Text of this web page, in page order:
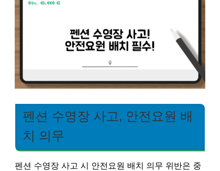
펜션 수영장 사고, 안전요원 배
치 의무
펜션 수영장 사고 시 안전요원 배치 의무 위반은 중